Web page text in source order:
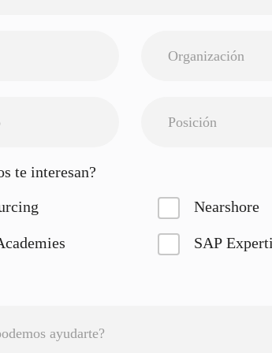
te interesan?
Nearshore
SAP